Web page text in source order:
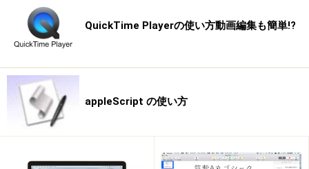
QuickTime Playerの使い方動画編集も簡単!?
appleScript の使い方